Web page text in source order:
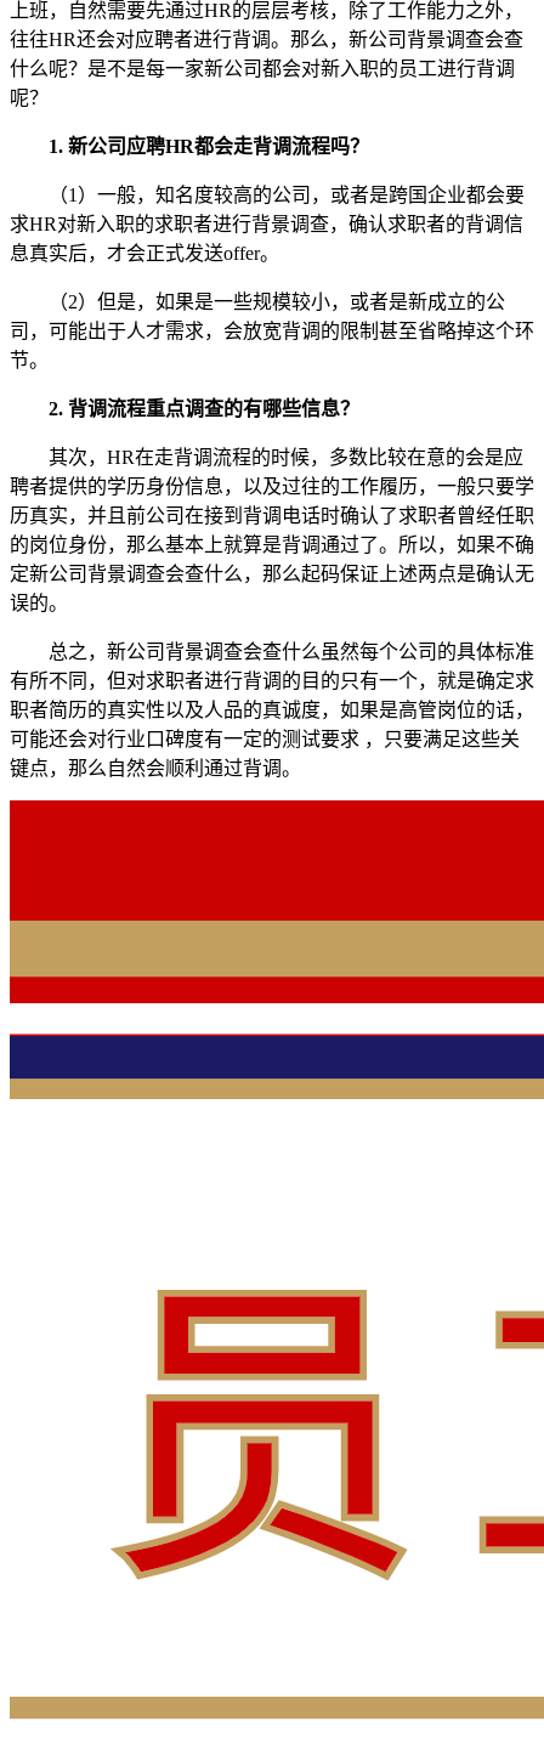
上班，自然需要先通过HR的层层考核，除了工作能力之外，
往往HR还会对应聘者进行背调。那么，新公司背景调查会查
什么呢？是不是每一家新公司都会对新入职的员工进行背调
呢？
1. 新公司应聘HR都会走背调流程吗？
（1）一般，知名度较高的公司，或者是跨国企业都会要
求HR对新入职的求职者进行背景调查，确认求职者的背调信
息真实后，才会正式发送offer。
（2）但是，如果是一些规模较小，或者是新成立的公
司，可能出于人才需求，会放宽背调的限制甚至省略掉这个环
节。
2. 背调流程重点调查的有哪些信息？
其次，HR在走背调流程的时候，多数比较在意的会是应
聘者提供的学历身份信息，以及过往的工作履历，一般只要学
历真实，并且前公司在接到背调电话时确认了求职者曾经任职
的岗位身份，那么基本上就算是背调通过了。所以，如果不确
定新公司背景调查会查什么，那么起码保证上述两点是确认无
误的。
总之，新公司背景调查会查什么虽然每个公司的具体标准
有所不同，但对求职者进行背调的目的只有一个，就是确定求
职者简历的真实性以及人品的真诚度，如果是高管岗位的话，
可能还会对行业口碑度有一定的测试要求 ，只要满足这些关
键点，那么自然会顺利通过背调。